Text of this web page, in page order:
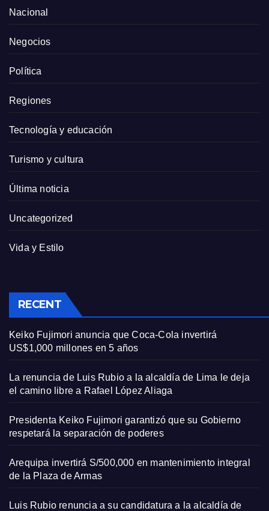
Nacional
Negocios
Política
Regiones
Tecnología y educación
Turismo y cultura
Última noticia
Uncategorized
Vida y Estilo
RECENT
Keiko Fujimori anuncia que Coca-Cola invertirá
US$1,000 millones en 5 años
La renuncia de Luis Rubio a la alcaldía de Lima le deja
el camino libre a Rafael López Aliaga
Presidenta Keiko Fujimori garantizó que su Gobierno
respetará la separación de poderes
Arequipa invertirá S/500,000 en mantenimiento integral
de la Plaza de Armas
Luis Rubio renuncia a su candidatura a la alcaldía de